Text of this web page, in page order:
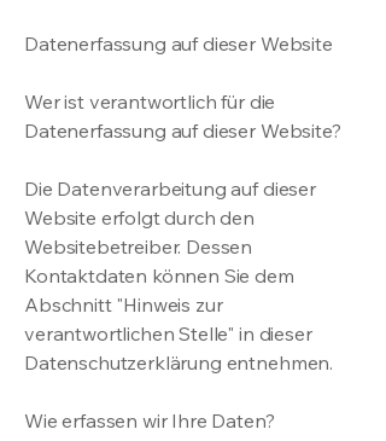
Datenerfassung auf dieser Website
Wer ist verantwortlich für die
Datenerfassung auf dieser Website?
Die Datenverarbeitung auf dieser
Website erfolgt durch den
Websitebetreiber. Dessen
Kontaktdaten können Sie dem
Abschnitt "Hinweis zur
verantwortlichen Stelle" in dieser
Datenschutzerklärung entnehmen.
Wie erfassen wir Ihre Daten?